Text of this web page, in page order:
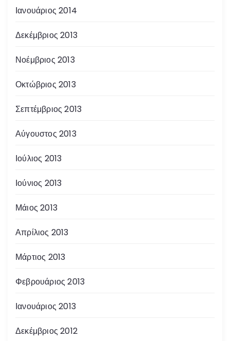
Ιανουάριος 2014
Δεκέμβριος 2013
Νοέμβριος 2013
Οκτώβριος 2013
Σεπτέμβριος 2013
Αύγουστος 2013
Ιούλιος 2013
Ιούνιος 2013
Μάιος 2013
Απρίλιος 2013
Μάρτιος 2013
Φεβρουάριος 2013
Ιανουάριος 2013
Δεκέμβριος 2012